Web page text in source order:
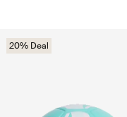
20% Deal